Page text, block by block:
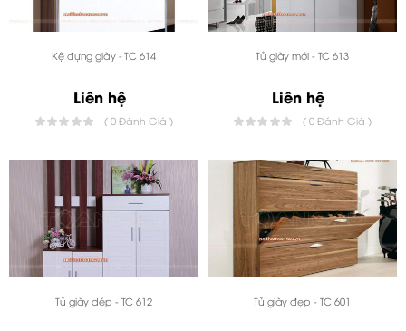
Kệ đựng giày - TC 614
Liên hệ
( 0 Đánh Giá )
Tủ giày mới - TC 613
Liên hệ
( 0 Đánh Giá )
Tủ giày dép - TC 612 Tủ giày đẹp - TC 601